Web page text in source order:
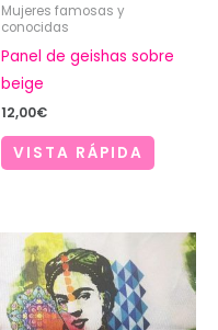
Mujeres famosas y
conocidas
Panel de geishas sobre
beige
12,00€
VISTA RÁPIDA